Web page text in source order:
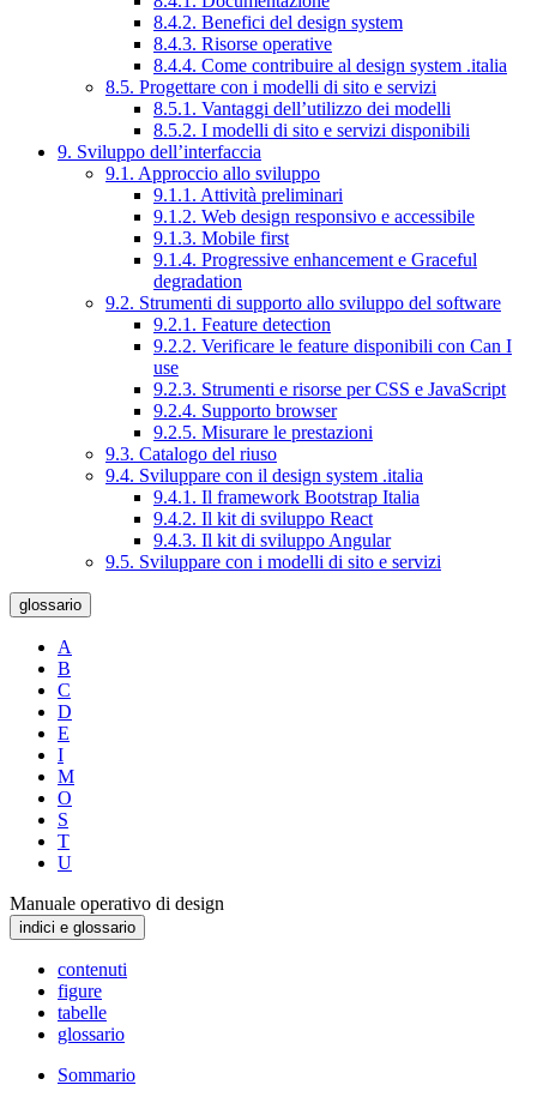
8.4.2. Benefici del design system
8.4.3. Risorse operative
8.4.4. Come contribuire al design system .italia
8.5. Progettare con i modelli di sito e servizi
8.5.1. Vantaggi dell’utilizzo dei modelli
8.5.2. I modelli di sito e servizi disponibili
9. Sviluppo dell’interfaccia
9.1. Approccio allo sviluppo
9.1.1. Attività preliminari
9.1.2. Web design responsivo e accessibile
9.1.3. Mobile first
9.1.4. Progressive enhancement e Graceful
degradation
9.2. Strumenti di supporto allo sviluppo del software
9.2.1. Feature detection
9.2.2. Verificare le feature disponibili con Can I
use
9.2.3. Strumenti e risorse per CSS e JavaScript
9.2.4. Supporto browser
9.2.5. Misurare le prestazioni
9.3. Catalogo del riuso
9.4. Sviluppare con il design system .italia
9.4.1. Il framework Bootstrap Italia
9.4.2. Il kit di sviluppo React
9.4.3. Il kit di sviluppo Angular
9.5. Sviluppare con i modelli di sito e servizi
glossario
A
B
C
D
E
I
M
O
S
T
U
Manuale operativo di design
indici e glossario
contenuti
figure
tabelle
glossario
Sommario